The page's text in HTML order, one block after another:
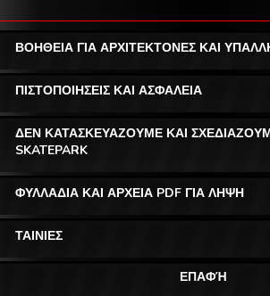
ΒΟΗΘΕΙΑ ΓΙΑ ΑΡΧΙΤΕΚΤΟΝΕΣ ΚΑΙ
ΠΙΣΤΟΠΟΙΗΣΕΙΣ ΚΑΙ ΑΣΦΑΛΕΙΑ
ΔΕΝ ΚΑΤΑΣΚΕΥΑΖΟΥΜΕ ΚΑΙ
SKATEPARK
ΦΥΛΛΑΔΙΑ ΚΑΙ ΑΡΧΕΙΑ PDF ΓΙΑ ΛΗΨΗ
ΤΑΙΝΙΕΣ
ΕΠΑΦΉ